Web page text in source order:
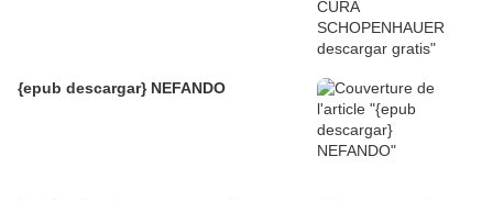
{epub descargar} NEFANDO